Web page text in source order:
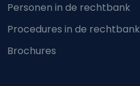
Personen in de rechtbank
Procedures in de rechtbank
Brochures